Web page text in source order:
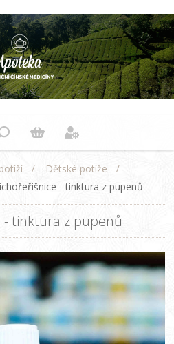
/ Dětské potíže
/
- tinktura z pupenů
- tinktura z pupenů